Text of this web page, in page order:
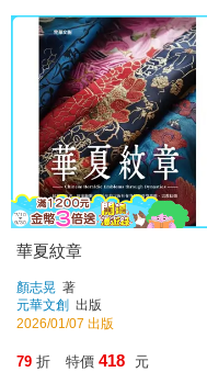
華夏紋章
顏志晃 著
元華文創 出版
2026/01/07 出版
79 折 特價 418 元